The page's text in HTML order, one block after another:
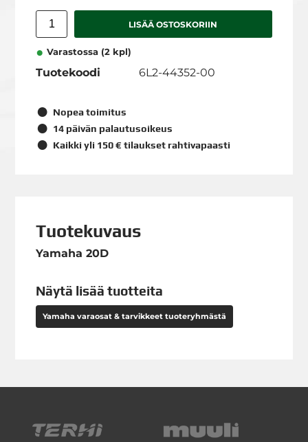
LISÄÄ OSTOSKORIIN
Varastossa (2 kpl)
Tuotekoodi 6L2-44352-00
Nopea toimitus
14 päivän palautusoikeus
Kaikki yli 150 € tilaukset rahtivapaasti
Tuotekuvaus
Yamaha 20D
Näytä lisää tuotteita
Yamaha varaosat & tarvikkeet tuoteryhmästä